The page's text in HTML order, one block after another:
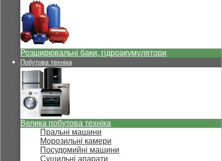
Розширювальні баки, гідроакумулятори
Побутова техніка
Велика побутова техніка
Пральні машини
Морозильні камери
Посудомийні машини
Сушильні апарати